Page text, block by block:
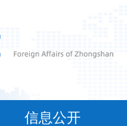
信息公开